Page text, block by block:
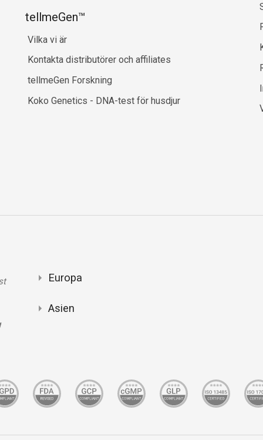
tellmeGen™
Vilka vi är
Kontakta distributörer och affiliates
tellmeGen Forskning
Koko Genetics - DNA-test för husdjur
Europa
Asien